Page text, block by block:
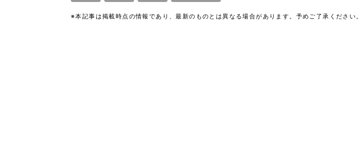
※本記事は掲載時点の情報であり、最新のものとは異なる場合があります。予めご了承ください。